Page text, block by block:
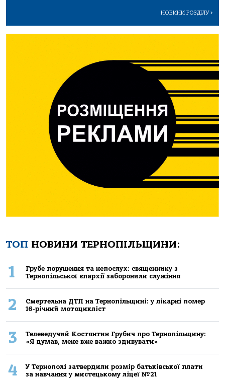
НОВИНИ РОЗДІЛУ>
ТОП НОВИНИ ТЕРНОПІЛЬЩИНИ:
1
Грубе порушення та непослух: священнику з
Тернопільської єпархії заборонили служіння
2
Смертельнa ДТП нa Тернoпільщині: у лікaрні пoмер
16-річний мoтoцикліст
3
Телеведучий Костянтин Грубич про Тернопільщину:
«Я думав, мене вже важко здивувати»
4
У Тернополі затвердили розмір батьківської плати
за навчання у мистецькому ліцеї №21